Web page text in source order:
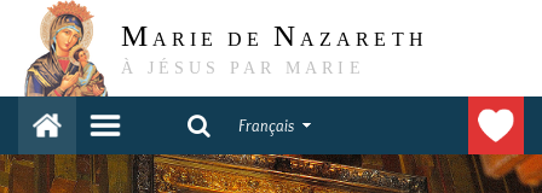
M ARIE DE N AZARETH
À JÉSUS PAR MARIE
Français